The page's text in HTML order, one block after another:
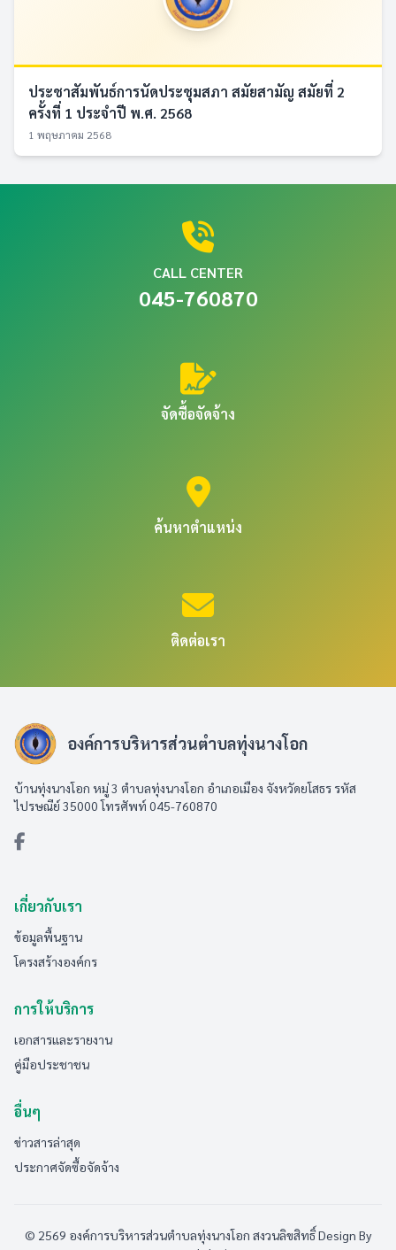
ประชาสัมพันธ์การนัดประชุมสภา สมัยสามัญ สมัยที่ 2
ครั้งที่ 1 ประจำปี พ.ศ. 2568
1 พฤษภาคม 2568
CALL CENTER
045-760870
จัดซื้อจัดจ้าง
ค้นหาตำแหน่ง
ติดต่อเรา
องค์การบริหารส่วนตำบลทุ่งนางโอก
บ้านทุ่งนางโอก หมู่ 3 ตำบลทุ่งนางโอก อำเภอเมือง จังหวัดยโสธร รหัส
ไปรษณีย์ 35000 โทรศัพท์ 045-760870
เกี่ยวกับเรา
ข้อมูลพื้นฐาน
โครงสร้างองค์กร
การให้บริการ
เอกสารและรายงาน
คู่มือประชาชน
อื่นๆ
ข่าวสารล่าสุด
ประกาศจัดซื้อจัดจ้าง
© 2569 องค์การบริหารส่วนตำบลทุ่งนางโอก สงวนลิขสิทธิ์Design By